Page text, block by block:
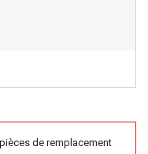
de remplacement